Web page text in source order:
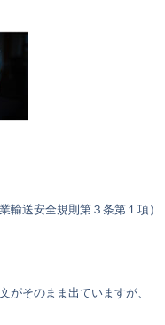
輸送安全規則第３条第１項）
がそのまま出ていますが、